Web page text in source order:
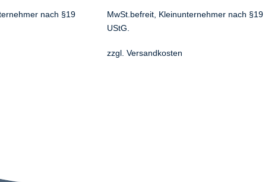
nach §19
MwSt.befreit, Kleinunternehmer nach §19
UStG.
zzgl.Versandkosten